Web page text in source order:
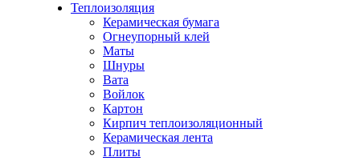
Теплоизоляция
Керамическая бумага
Огнеупорный клей
Маты
Шнуры
Вата
Войлок
Картон
Кирпич теплоизоляционный
Керамическая лента
Плиты